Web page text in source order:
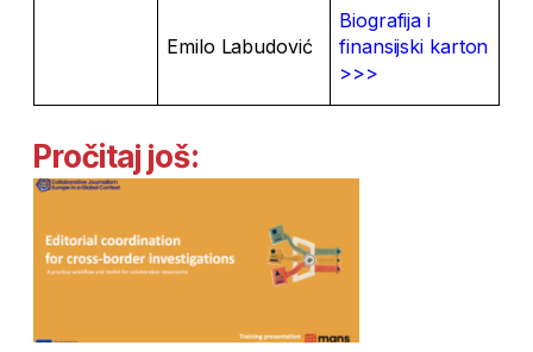
Emilo Labudović
Biografija i
finansijski karton
>>>
Pročitaj još: